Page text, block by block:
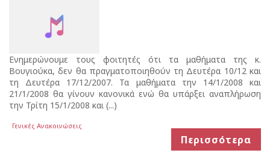
Ενημερώνουμε τους φοιτητές ότι τα μαθήματα της κ.
Βουγιούκα, δεν θα πραγματοποιηθούν τη Δευτέρα 10/12 και
τη Δευτέρα 17/12/2007. Τα μαθήματα την 14/1/2008 και
21/1/2008 θα γίνουν κανονικά ενώ θα υπάρξει αναπλήρωση
την Τρίτη 15/1/2008 και (...)
Γενικές Ανακοινώσεις
Περισσότερα